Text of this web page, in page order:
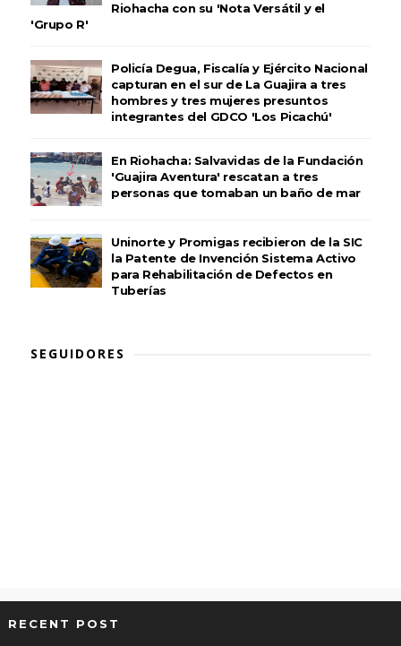
Riohacha con su 'Nota Versátil y el
'Grupo R'
Policía Degua, Fiscalía y Ejército Nacional
capturan en el sur de La Guajira a tres
hombres y tres mujeres presuntos
integrantes del GDCO 'Los Picachú'
En Riohacha: Salvavidas de la Fundación
'Guajira Aventura' rescatan a tres
personas que tomaban un baño de mar
Uninorte y Promigas recibieron de la SIC
la Patente de Invención Sistema Activo
para Rehabilitación de Defectos en
Tuberías
SEGUIDORES
RECENT POST